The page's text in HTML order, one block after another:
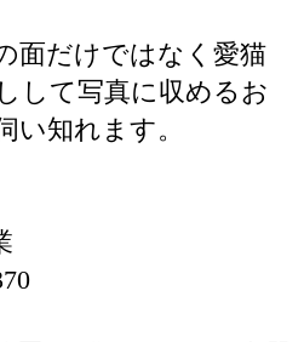
面だけではなく愛猫
して写真に収めるお
い知れます。